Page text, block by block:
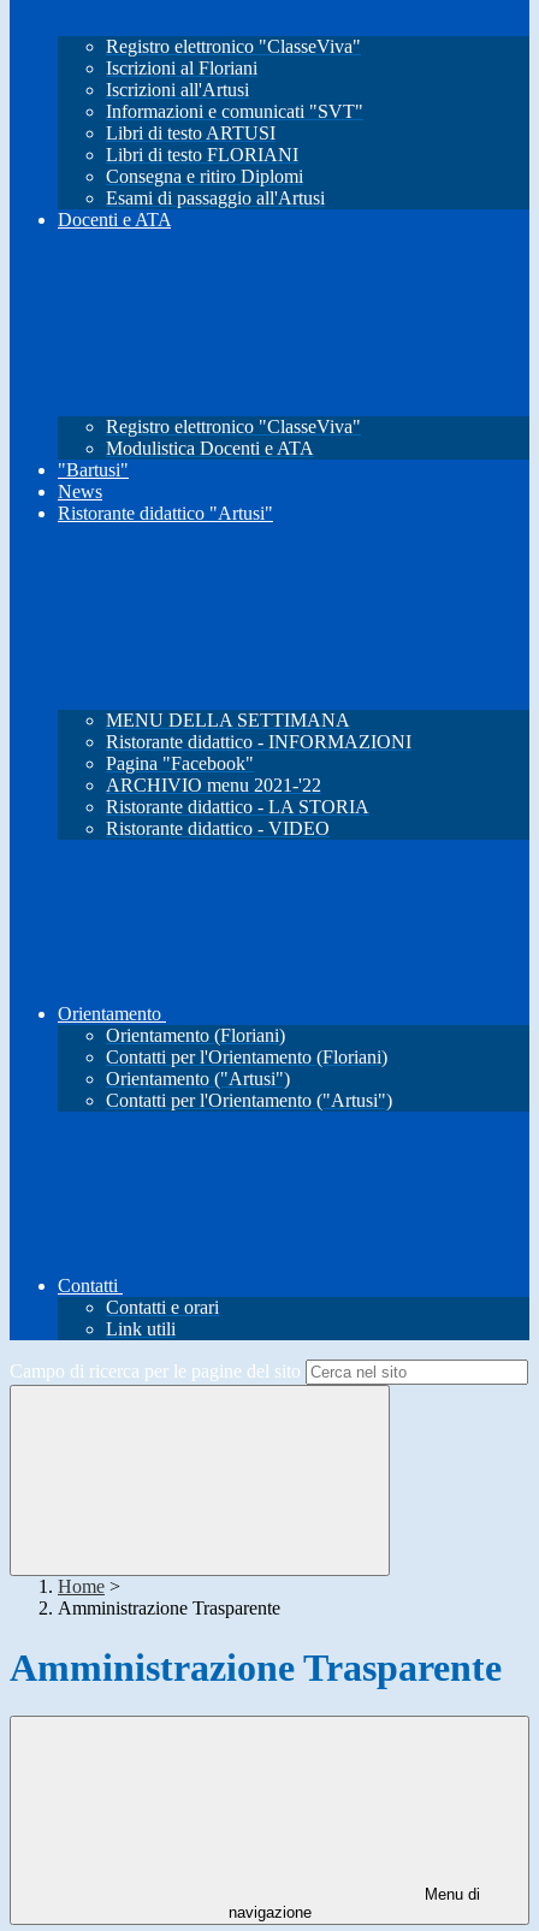
Registro elettronico "ClasseViva"
Iscrizioni al Floriani
Iscrizioni all'Artusi
Informazioni e comunicati "SVT"
Libri di testo ARTUSI
Libri di testo FLORIANI
Consegna e ritiro Diplomi
Esami di passaggio all'Artusi
Docenti e ATA
Registro elettronico "ClasseViva"
Modulistica Docenti e ATA
"Bartusi"
News
Ristorante didattico "Artusi"
MENU DELLA SETTIMANA
Ristorante didattico - INFORMAZIONI
Pagina "Facebook"
ARCHIVIO menu 2021-'22
Ristorante didattico - LA STORIA
Ristorante didattico - VIDEO
Orientamento
Orientamento (Floriani)
Contatti per l'Orientamento (Floriani)
Orientamento ("Artusi")
Contatti per l'Orientamento ("Artusi")
Contatti
Contatti e orari
Link utili
Campo di ricerca per le pagine del sito
Home >
Amministrazione Trasparente
Amministrazione Trasparente
Menu di
navigazione